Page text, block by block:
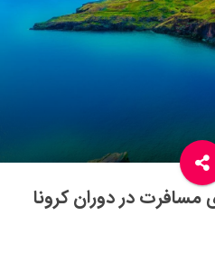
مسافرت در دوران کرونا